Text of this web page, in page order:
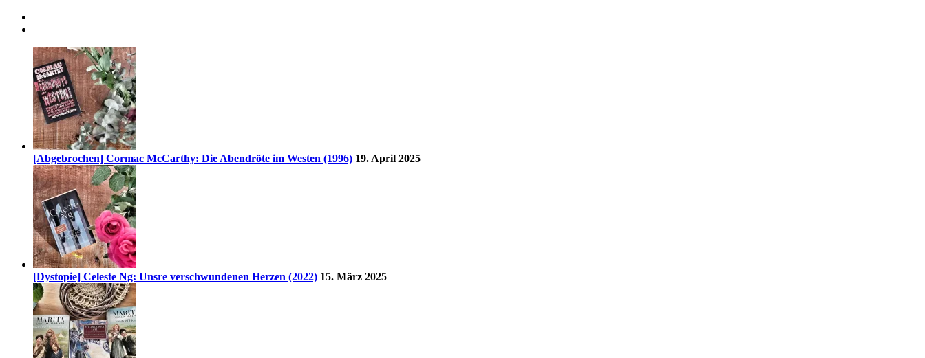
[Abgebrochen] Cormac McCarthy: Die Abendröte im Westen (1996) 19. April 2025
[Dystopie] Celeste Ng: Unsre verschwundenen Herzen (2022) 15. März 2025